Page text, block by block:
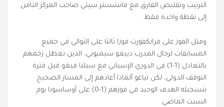
الترتيب وتقليص الفارق مع مانشستر سيتي صاحب المركز الثامن
إلى نقطة واحدة فقط.
ومثل الفوز على فرانكفورت فوزا ثالثا على التوالي في جميع
المسابقات لرجال المدرب دييغو سيميوني، الذين تعطل زخمهم
بالتعادل (1-1) في الدوري الإسباني مع سيلتا فيغو قبل فترة
التوقف الدولي، لكن تياغو ألمادا أعادهم إلى المسار الصحيح
بتسجيله الهدف الوحيد في فوزهم (1-0) على أوساسونا يوم
السبت الماضي.